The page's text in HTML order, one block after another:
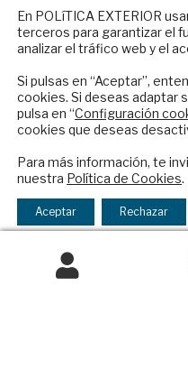
Informe
© 2026 -
Exterior. Todos los
Buscar
En POLíTICA EXTERIOR
terceros para garantizar el
analizar el tráfico web y el
Si pulsas en “Aceptar”,
cookies. Si deseas adaptar
pulsa en “Configuración
cookies que deseas
Para más información, te
nuestra Política de Cookies.
Aceptar Rechazar
NEWSLETTER
Suscríbase a
reciba en su
internacional en
Checkbox
acepto
la
política
de
política de